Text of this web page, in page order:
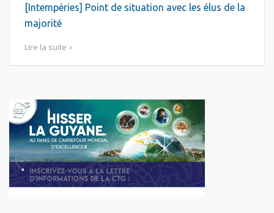
[Intempéries] Point de situation avec les élus de la
majorité
Lire la suite